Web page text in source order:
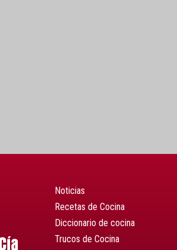
Noticias
Recetas de Cocina
Diccionario de cocina
Trucos de Cocina